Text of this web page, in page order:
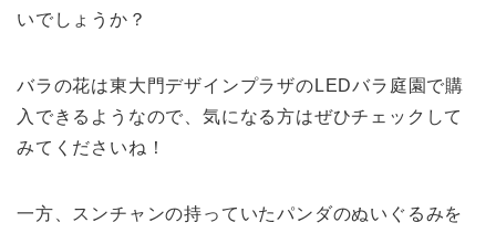
いでしょうか？
バラの花は東大門デザインプラザのLEDバラ庭園で購
入できるようなので、気になる方はぜひチェックして
みてくださいね！
一方、スンチャンの持っていたパンダのぬいぐるみを